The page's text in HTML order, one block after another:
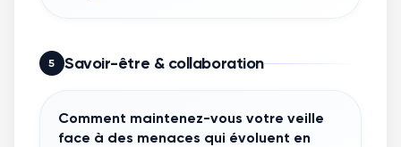
5 Savoir-être & collaboration
Comment maintenez-vous votre veille
face à des menaces qui évoluent en